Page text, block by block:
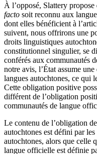
À l’opposé, Slattery
facto soit reconnu aux
dont elles bénéficient à
suivent, nous offrirons une
droits linguistiques
constitutionnel singulier, se
conférés aux communautés
notre avis, l’État assume
langues autochtones, ce qui
Cette obligation positive
différent de l’obligation
communautés de langue
Le contenu de l’obligation
autochtones est défini par
autochtones, alors que celle
langue officielle est définie